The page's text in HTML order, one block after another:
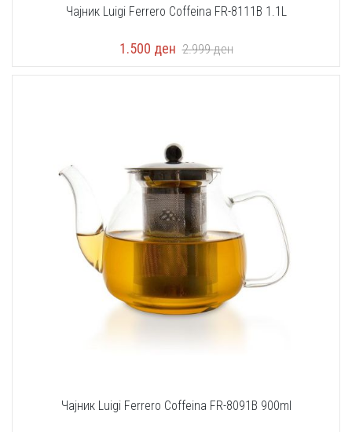
Чајник Luigi Ferrero Coffeina FR-8111B 1.1L
1.500 ден 2.999ден
Чајник Luigi Ferrero Coffeina FR-8091B 900ml